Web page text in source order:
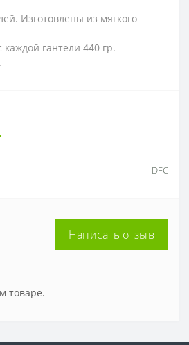
Изготовлены из мягкого
каждой гантели 440 гр.
DFC
Написать отзыв
товаре.